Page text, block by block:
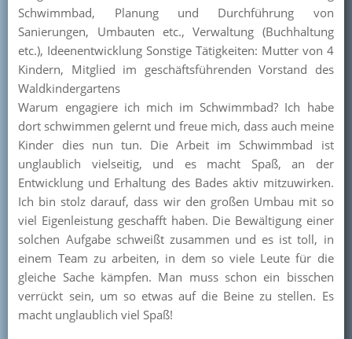
Schwimmbad, Planung und Durchführung von
Sanierungen, Umbauten etc., Verwaltung (Buchhaltung
etc.), Ideenentwicklung Sonstige Tätigkeiten: Mutter von 4
Kindern, Mitglied im geschäftsführenden Vorstand des
Waldkindergartens
Warum engagiere ich mich im Schwimmbad? Ich habe
dort schwimmen gelernt und freue mich, dass auch meine
Kinder dies nun tun. Die Arbeit im Schwimmbad ist
unglaublich vielseitig, und es macht Spaß, an der
Entwicklung und Erhaltung des Bades aktiv mitzuwirken.
Ich bin stolz darauf, dass wir den großen Umbau mit so
viel Eigenleistung geschafft haben. Die Bewältigung einer
solchen Aufgabe schweißt zusammen und es ist toll, in
einem Team zu arbeiten, in dem so viele Leute für die
gleiche Sache kämpfen. Man muss schon ein bisschen
verrückt sein, um so etwas auf die Beine zu stellen. Es
macht unglaublich viel Spaß!